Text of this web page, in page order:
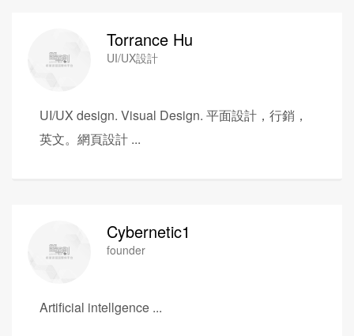
Torrance Hu
UI/UX設計
UI/UX design. Visual Design. 平面設計，行銷，
英文。網頁設計 ...
Cybernetic1
founder
Artificial intellgence ...